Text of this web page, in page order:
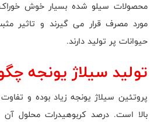
محصولات سیلو شده بسیار خوش
مورد مصرف قرار می گیرند و تاثیر
حیوانات پر تولید دارند.
تولید سیلاژ یونجه
پروتئین سیلاژ یونجه زیاد بوده و
بالا است. درصد کربوهیدرات محلول